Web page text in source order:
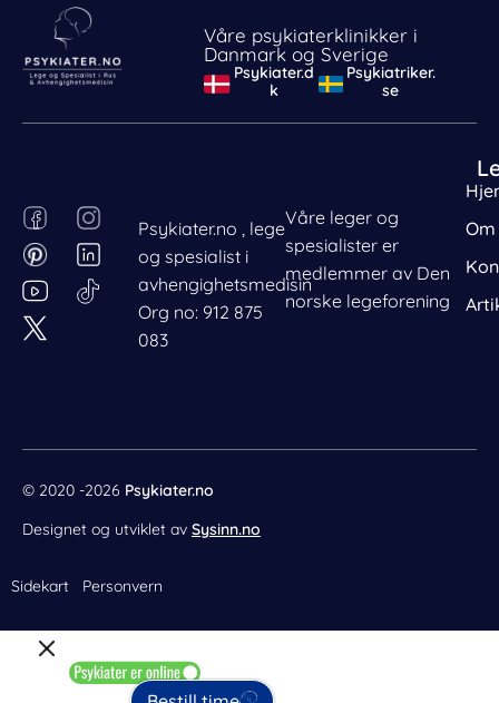
Våre psykiaterklinikker i
Danmark og Sverige
Psykiater.d
k
Psykiatriker.
se
Psykiater.no , lege
og spesialist i
avhengighetsmedisin
Org no: 912 875
083
Våre leger og
spesialister er
medlemmer av Den
norske legeforening
F
a
c
e
b
o
I
n
s
t
P
i
n
t
e
r
L
i
n
k
© 2020 -2026 Psykiater.no
Designet og utviklet av Sysinn.no
Sidekart Personvern